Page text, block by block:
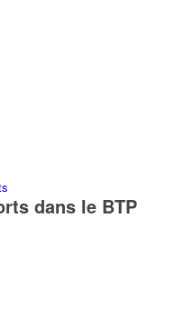
dans le BTP